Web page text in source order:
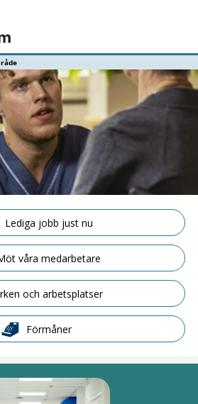
Lediga jobb just nu
våra medarbetare
och arbetsplatser
Förmåner